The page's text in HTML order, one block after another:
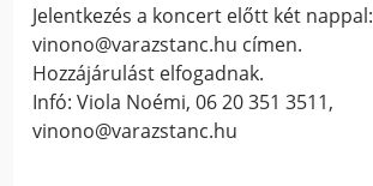
Jelentkezés a koncert előtt két nappal:
vinono@varazstanc.hu címen.
Hozzájárulást elfogadnak.
Infó: Viola Noémi, 06 20 351 3511,
vinono@varazstanc.hu